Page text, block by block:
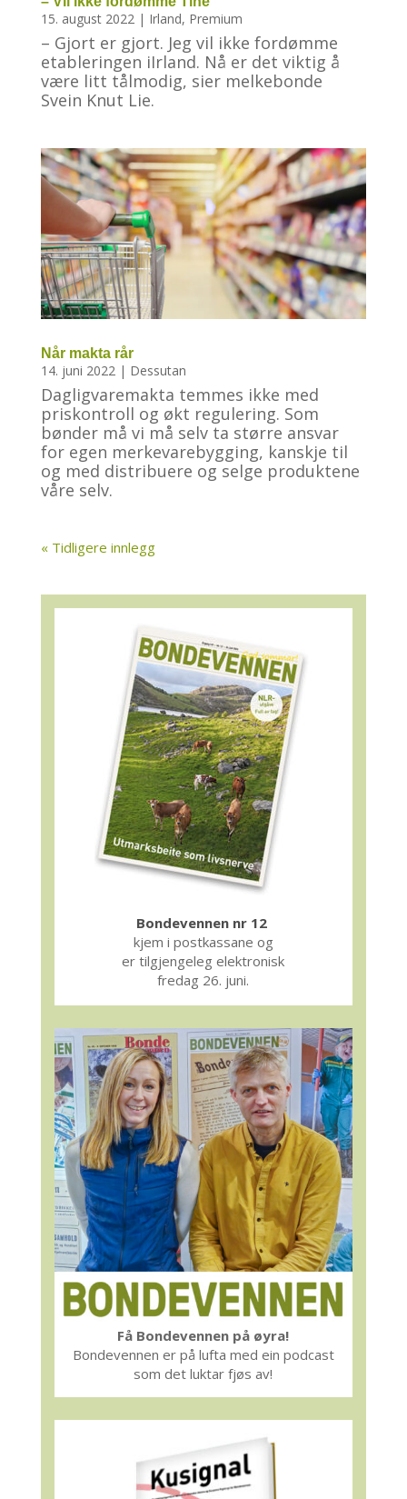
15. august 2022 | Irland, Premium
– Gjort er gjort. Jeg vil ikke fordømme
etableringen iIrland. Nå er det viktig å
være litt tålmodig, sier melkebonde
Svein Knut Lie.
Når makta rår
14. juni 2022| Dessutan
Dagligvaremakta temmes ikke med
priskontroll og økt regulering. Som
bønder må vi må selv ta større ansvar
for egen merkevarebygging, kanskje til
og med distribuere og selge produktene
våre selv.
« Tidligere innlegg
Bondevennen nr 12
kjem i postkassane og
er tilgjengeleg elektronisk
fredag 26. juni.
Få Bondevennen på øyra!
Bondevennen er på lufta med ein podcast
som det luktar fjøs av!